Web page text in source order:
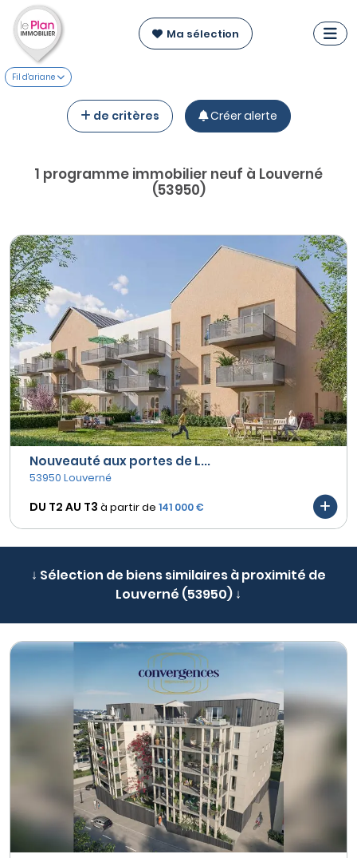
Ma sélection
Fil d'ariane
de critères Créer alerte
1 programme immobilier neuf à Louverné
(53950)
Nouveauté aux portes de L...
53950 Louverné
DU T2 AU T3 à partir de 141 000 €
↓ Sélection de biens similaires à proximité de
Louverné (53950) ↓